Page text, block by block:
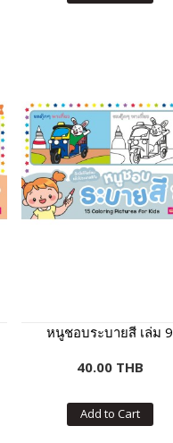
หนูชอบระบายสี เล่ม 9
40.00 THB
Add to Cart